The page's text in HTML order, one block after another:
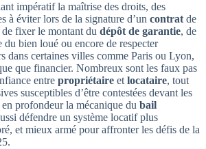
impératif la maîtrise des droits, des
à éviter lors de la signature d’un contrat de
de fixer le montant du dépôt de garantie, de
du bien loué ou encore de respecter
dans certaines villes comme Paris ou Lyon,
que financier. Nombreux sont les faux pas
entre propriétaire et locataire, tout
susceptibles d’être contestées devant les
profondeur la mécanique du bail
défendre un système locatif plus
et mieux armé pour affronter les défis de la